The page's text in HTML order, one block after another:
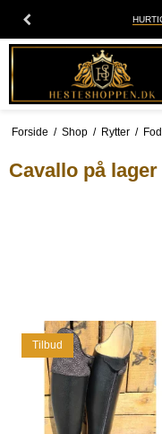
Forside / Shop / Rytter /
Cavallo på lager
Tilbud